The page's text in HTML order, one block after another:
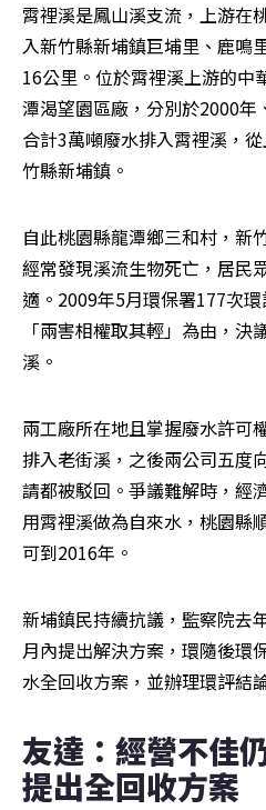
霄裡溪是鳳山溪支流，上游在
入新竹縣新埔鎮巨埔里、鹿鳴
16公里。位於霄裡溪上游的中
潭渴望園區廠，分別於2000年
合計3萬噸廢水排入霄裡溪，
竹縣新埔鎮。
自此桃園縣龍潭鄉三和村，新
經常發現溪流生物死亡，居民
適。2009年5月環保署177次
「兩害相權取其輕」為由，
溪。
兩工廠所在地且掌握廢水許可
排入老街溪，之後兩公司五度
請都被駁回。爭議難解時，經
用霄裡溪做為自來水，桃園縣
可到2016年。
新埔鎮民持續抗議，監察院去
月內提出解決方案，環隨後環
水全回收方案，並辦理環評結
友達：經營不佳
提出全回收方案